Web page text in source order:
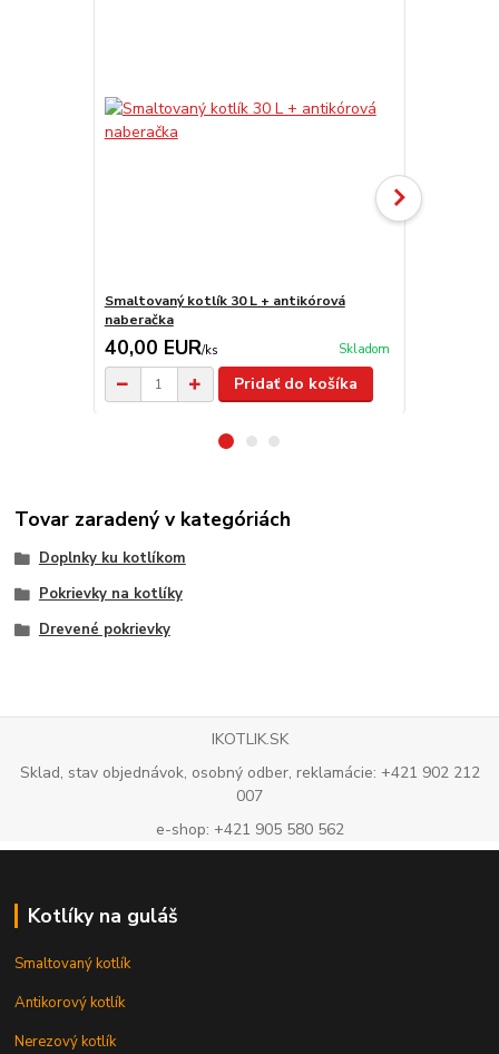
Smaltovaný kotlík 30 L + antikórová
naberačka
40,00 EUR/ks Skladom
Pridať do košíka
Tovar zaradený v kategóriách
Doplnky ku kotlíkom
Pokrievky na kotlíky
Drevené pokrievky
IKOTLIK.SK
Sklad, stav objednávok, osobný odber, reklamácie: +421 902 212
007
e-shop: +421 905 580 562
Kotlíky na guláš
Smaltovaný kotlík
Antikorový kotlík
Nerezový kotlík